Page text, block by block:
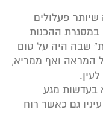
פעלולים
במסגרת ההכנות
שבה היה על טום
המראה ואף ממריא,
בעדשות מגע
גם כאשר רוח